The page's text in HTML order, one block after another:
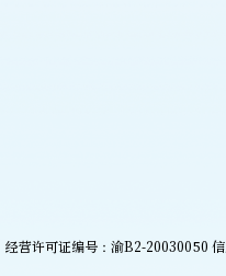
经营许可证编号：渝B2-20030050